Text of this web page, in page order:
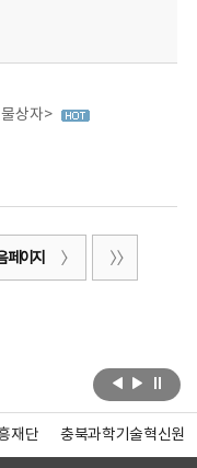
상자>
페이지
재단 충북과학기술혁신원